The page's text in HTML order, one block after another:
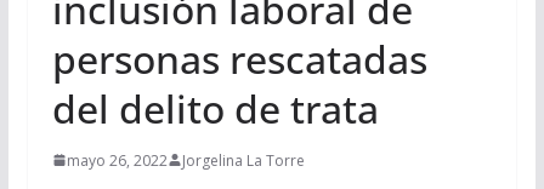
personas rescatadas
del delito de trata
mayo 26, 2022 Jorgelina La Torre